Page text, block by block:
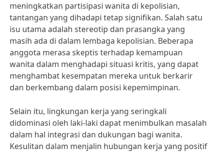
meningkatkan partisipasi wanita di kepolisian,
tantangan yang dihadapi tetap signifikan. Salah satu
isu utama adalah stereotip dan prasangka yang
masih ada di dalam lembaga kepolisian. Beberapa
anggota merasa skeptis terhadap kemampuan
wanita dalam menghadapi situasi kritis, yang dapat
menghambat kesempatan mereka untuk berkarir
dan berkembang dalam posisi kepemimpinan.
Selain itu, lingkungan kerja yang seringkali
didominasi oleh laki-laki dapat menimbulkan masalah
dalam hal integrasi dan dukungan bagi wanita.
Kesulitan dalam menjalin hubungan kerja yang positif